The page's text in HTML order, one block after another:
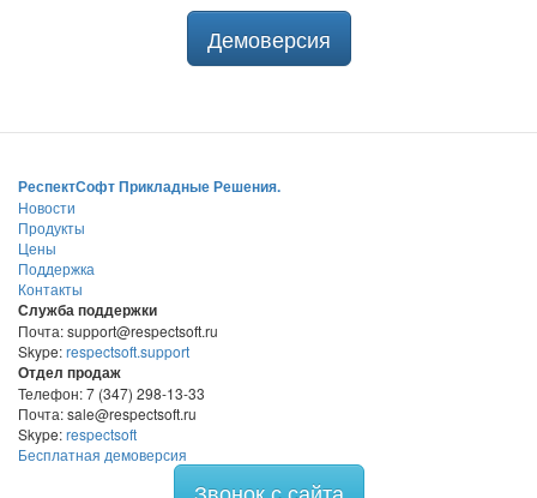
Демоверсия
РеспектСофт Прикладные Решения.
Новости
Продукты
Цены
Поддержка
Контакты
Служба поддержки
Почта: support@respectsoft.ru
Skype:respectsoft.support
Отдел продаж
Телефон: 7 (347) 298-13-33
Почта: sale@respectsoft.ru
Skype:respectsoft
Бесплатная демоверсия